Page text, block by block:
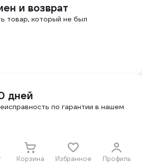
Корзина Избранное Профиль
и возврат
товар, который не был
дней
по гарантии в нашем